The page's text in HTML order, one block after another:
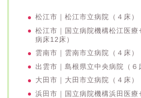
松江市｜松江市立病院（４床）
松江市｜国立病院機構松江医療
病床12床）
雲南市｜雲南市立病院（４床）
出雲市｜島根県立中央病院（６
大田市｜大田市立病院（４床）
浜田市｜国立病院機構浜田医療